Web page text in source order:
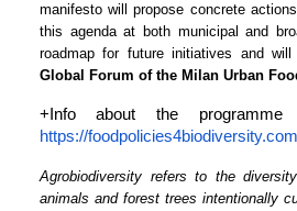
manifesto will propose concrete
this agenda at both municipal and
Global Forum of the Milan Urban
https://foodpolicies4biodiversity.com
Agrobiodiversity refers to the
animals and forest trees intentionally